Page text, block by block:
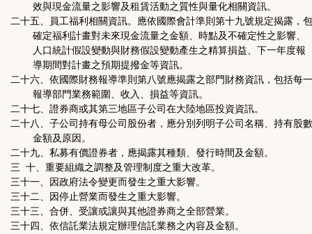
效與現金流量之影響及租賃活動之質性與量化相關資訊。
二十五、員工福利相關資訊。應依國際會計準則第十九號規定揭露，
確定福利計畫對未來現金流量之金額、時點及不確定性之影響、
人口統計假設變動與財務假設變動產生之精算損益、下一年度報
導期間對計畫之預期提撥金等資訊。
二十六、依國際財務報導準則第八號應揭露之部門財務資訊，包括每
報導部門業務範圍、收入、損益等資訊。
二十七、證券商或其第三地區子公司在大陸地區投資資訊。
二十八、子公司持有母公司股份者，應分別列明子公司名稱、持有股
金額及原因。
二十九、私募有價證券者，應揭露其種類、發行時間及金額。
三 十、重要組織之調整及管理制度之重大改革。
三十一、因政府法令變更而發生之重大影響。
三十二、因停止營業而發生之重大影響。
三十三、合併、受讓或讓與其他證券商之全部營業。
三十四、依信託業法規定辦理信託業務之內容及金額。